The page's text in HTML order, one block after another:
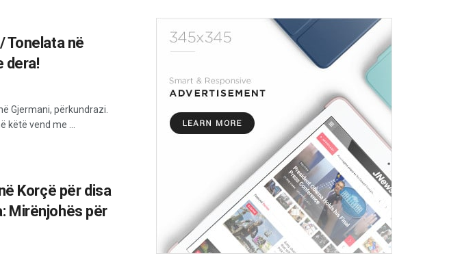
Tonelata në
dera!
Gjermani, përkundrazi.
këtë vend me ...
Korçë për disa
Mirënjohës për